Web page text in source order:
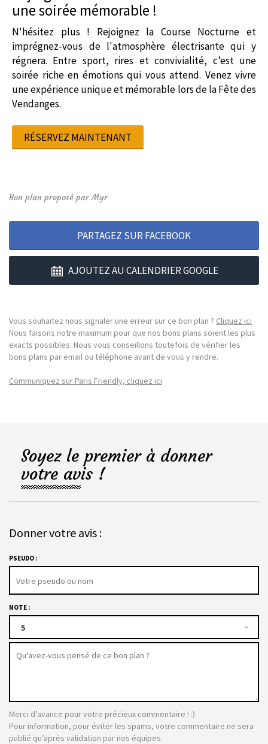
une soirée mémorable !
N'hésitez plus ! Rejoignez la Course Nocturne et
imprégnez-vous de l'atmosphère électrisante qui y
régnera. Entre sport, rires et convivialité, c’est une
soirée riche en émotions qui vous attend. Venez vivre
une expérience unique et mémorable lors de la Fête des
Vendanges.
RÉSERVEZ MAINTENANT
Bon plan proposé par Myr
PARTAGEZ SUR FACEBOOK
AJOUTEZ AU CALENDRIER GOOGLE
Vous souhaitez nous signaler une erreur sur ce bon plan ? Cliquez ici
Nous faisons notre maximum pour que nos bons plans soient les plus
exacts possibles. Nous vous conseillons toutefois de vérifier les
bons plans par email ou téléphone avant de vous y rendre.
Communiquez sur Paris Friendly, cliquez ici
Soyez le premier à donner
votre avis !
Donner votre avis :
PSEUDO :
NOTE :
5
Merci d’avance pour votre précieux commentaire ! :)
Pour information, pour éviter les spams, votre commentaire ne sera
publié qu’après validation par nos équipes.